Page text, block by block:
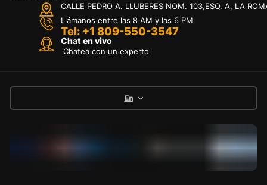
CALLE PEDRO A. LLUBERES NOM. 103,ESQ. A, LA
Llámanos entre las 8 AM y las 6 PM
Tel: +1 809-550-3547
Chat en vivo
Chatea con un experto
En